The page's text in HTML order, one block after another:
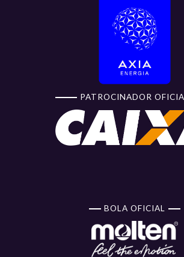
PATROCINADOR
BOLA OFICIAL